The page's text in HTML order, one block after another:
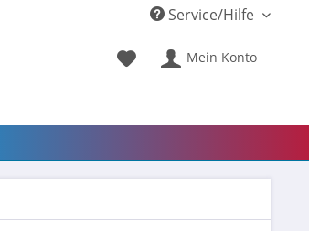
Service/Hilfe
Mein Konto